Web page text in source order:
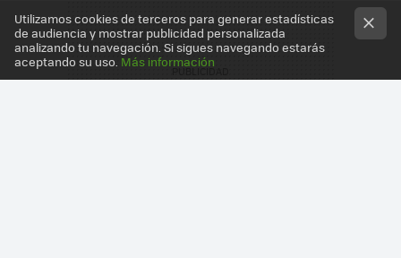
Utilizamos cookies de terceros para generar estadísticas
de audiencia y mostrar publicidad personalizada
analizando tu navegación. Si sigues navegando estarás
aceptando su uso. Más información